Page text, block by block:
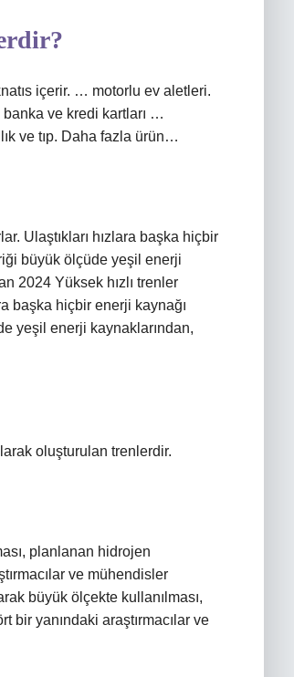
içerir. … motorlu ev aletleri.
ve kredi kartları …
ve tıp. Daha fazla ürün…
Ulaştıkları hızlara başka hiçbir
büyük ölçüde yeşil enerji
2024 Yüksek hızlı trenler
başka hiçbir enerji kaynağı
yeşil enerji kaynaklarından,
oluşturulan trenlerdir.
planlanan hidrojen
ve mühendisler
büyük ölçekte kullanılması,
bir yanındaki araştırmacılar ve